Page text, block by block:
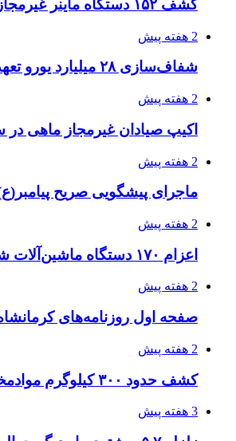
کشف ۱۵۲ دستگاه ماینر غیرمجاز در لرستان
2 هفته پیش
شفاف‌سازی ۲۸ میلیارد یورو تعهدات ارزی
2 هفته پیش
اکیپ صیادان غیرمجاز ماهی در
2 هفته پیش
ماجرای پیشگویی صریح
2 هفته پیش
اعزام ۱۷۰ دستگاه ماشین‌آلات شهرداری تهران برای مراسم اربعین
2 هفته پیش
صفحه اول روزنامه‌های
2 هفته پیش
کشف حدود ۳۰۰ کیلوگرم موادمخدر و ۶ قبضه سلاح در سیستان و بلوچستان
3 هفته پیش